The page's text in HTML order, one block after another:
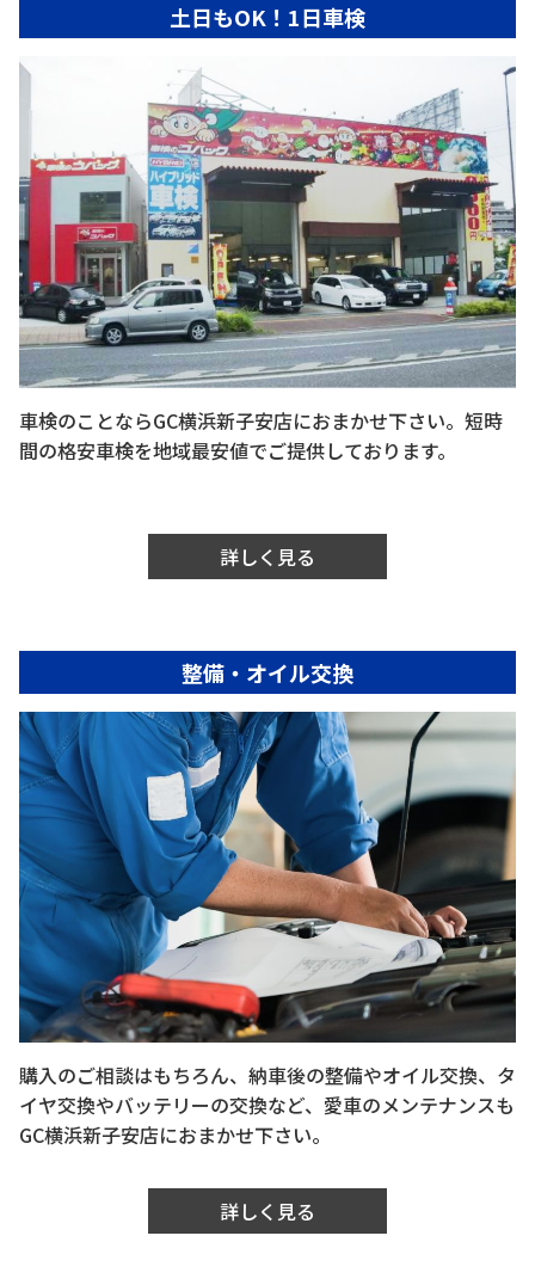
土日もOK！1日車検
車検のことならGC横浜新子安店におまかせ下さい。短時
間の格安車検を地域最安値でご提供しております。
詳しく見る
整備・オイル交換
購入のご相談はもちろん、納車後の整備やオイル交換、タ
イヤ交換やバッテリーの交換など、愛車のメンテナンスも
GC横浜新子安店におまかせ下さい。
詳しく見る